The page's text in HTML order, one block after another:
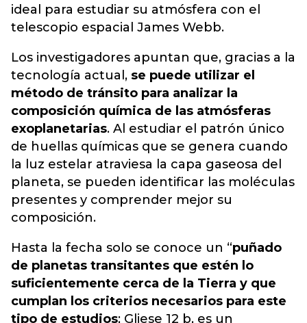
ideal para estudiar su atmósfera con el
telescopio espacial James Webb.
Los investigadores apuntan que, gracias a la
tecnología actual, se puede utilizar el
método de tránsito para analizar la
composición química de las atmósferas
exoplanetarias. Al estudiar el patrón único
de huellas químicas que se genera cuando
la luz estelar atraviesa la capa gaseosa del
planeta, se pueden identificar las moléculas
presentes y comprender mejor su
composición.
Hasta la fecha solo se conoce un “puñado
de planetas transitantes que estén lo
suficientemente cerca de la Tierra y que
cumplan los criterios necesarios para este
tipo de estudios; Gliese 12 b, es un